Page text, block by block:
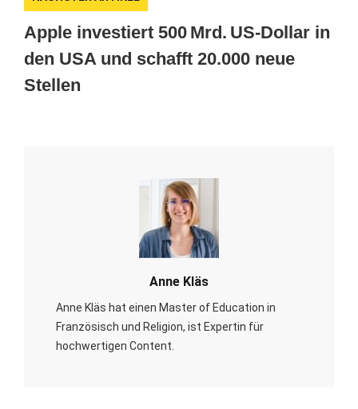
Apple investiert 500 Mrd. US-Dollar in
den USA und schafft 20.000 neue
Stellen
Anne Kläs
Anne Kläs hat einen Master of Education in
Französisch und Religion, ist Expertin für
hochwertigen Content.